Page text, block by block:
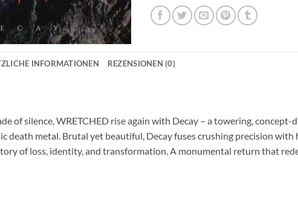
INFORMATIONEN REZENSIONEN (0)
of silence, WRETCHED rise again with Decay – a towering, concept-
death metal. Brutal yet beautiful, Decay fuses crushing precision with
of loss, identity, and transformation. A monumental return that